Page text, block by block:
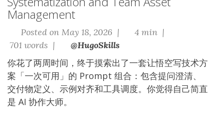
Management
Posted on May 18, 2026 |
4 min |
701 words |
@HugoSkills
你花了两周时间，终于摸索出了一套让悟空写技术方
案「一次可用」的 Prompt 组合：包含提问澄清、
交付物定义、示例对齐和工具调度。你觉得自己简直
是 AI 协作大师。